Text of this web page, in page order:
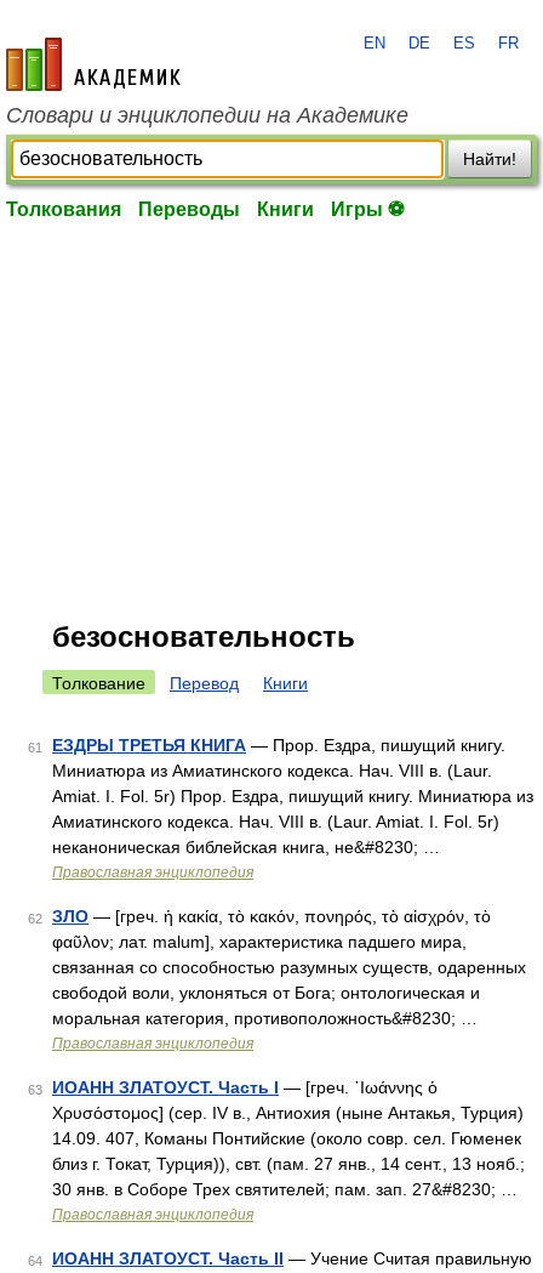
academic.ru
EN DE ES FR
Словари и энциклопедии на Академике
Найти!
Толкования Переводы Книги Игры ⚽
безосновательность
Толкование Перевод Книги
61 ЕЗДРЫ ТРЕТЬЯ КНИГА — Прор. Ездра, пишущий книгу.
Миниатюра из Амиатинского кодекса. Нач. VIII в. (Laur.
Amiat. I. Fol. 5r) Прор. Ездра, пишущий книгу. Миниатюра из
Амиатинского кодекса. Нач. VIII в. (Laur. Amiat. I. Fol. 5r)
неканоническая библейская книга, не&#8230; …
Православная энциклопедия
62 ЗЛО — [греч. ἡ κακία, τὸ κακόν, πονηρός, τὸ αἰσχρόν, τὸ
φαῦλον; лат. malum], характеристика падшего мира,
связанная со способностью разумных существ, одаренных
свободой воли, уклоняться от Бога; онтологическая и
моральная категория, противоположность&#8230; …
Православная энциклопедия
63 ИОАНН ЗЛАТОУСТ. Часть I — [греч. ᾿Ιωάννης ὁ
Χρυσόστομος] (сер. IV в., Антиохия (ныне Антакья, Турция)
14.09. 407, Команы Понтийские (около совр. сел. Гюменек
близ г. Токат, Турция)), свт. (пам. 27 янв., 14 сент., 13 нояб.;
30 янв. в Соборе Трех святителей; пам. зап. 27&#8230; …
Православная энциклопедия
64 ИОАНН ЗЛАТОУСТ. Часть II — Учение Считая правильную